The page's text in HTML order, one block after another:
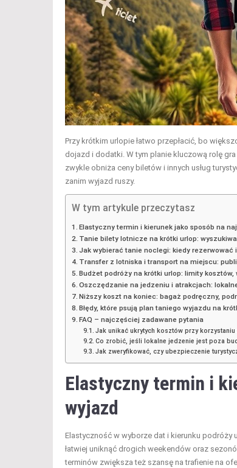
Przy krótkim urlopie łatwo przepłacić, bo
dojazd i dodatki. W tym planie kluczową rolę
zwykle obniża ceny biletów i innych usług
zanim wyjazd ruszy.
W tym artykule przeczytasz
Elastyczny termin i kierunek jako sposób na
Tanie bilety lotnicze na krótki urlop:
Jak wybierać tanie noclegi: kiedy rezerwować
Transfer z lotniska i transport na miejscu:
Budżet podróży na krótki urlop: limity
Oszczędzanie na jedzeniu i atrakcjach:
Niższy koszt na koniec: bagaż podręczny,
Błędy, które psują plan taniego wyjazdu na
FAQ – najczęściej zadawane pytania
Jak unikać ukrytych kosztów przy
Co zrobić, jeśli lokalne jedzenie jest poza
Jak zweryfikować, czy ubezpieczenie
Elastyczny termin i
wyjazd
Elastyczność w wyborze dat i kierunku podróży
łatwiej uniknąć drogich weekendów oraz
terminów zwiększa też szansę na trafienie na